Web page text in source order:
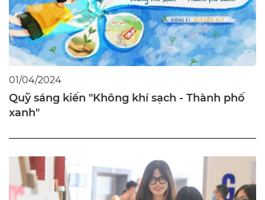
01/04/2024
Quỹ sáng kiến "Không khí sạch - Thành phố
xanh"